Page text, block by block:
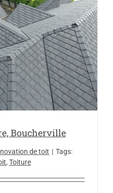
Boucherville
de toit | Tags:
, Toiture